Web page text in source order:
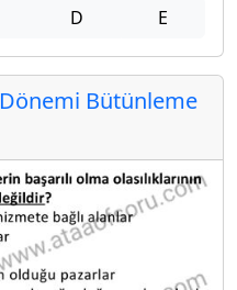
D E
Bütünleme